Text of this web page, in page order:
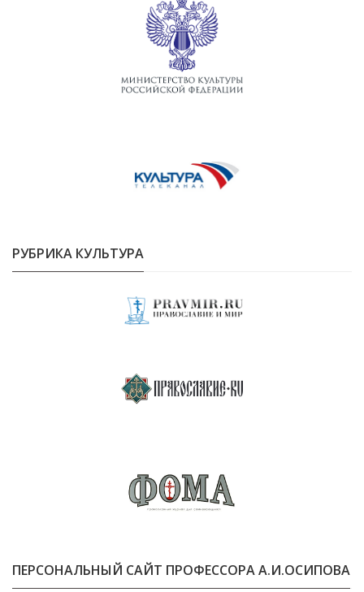
РУБРИКА КУЛЬТУРА
ПЕРСОНАЛЬНЫЙ САЙТ ПРОФЕССОРА А.И.ОСИПОВА